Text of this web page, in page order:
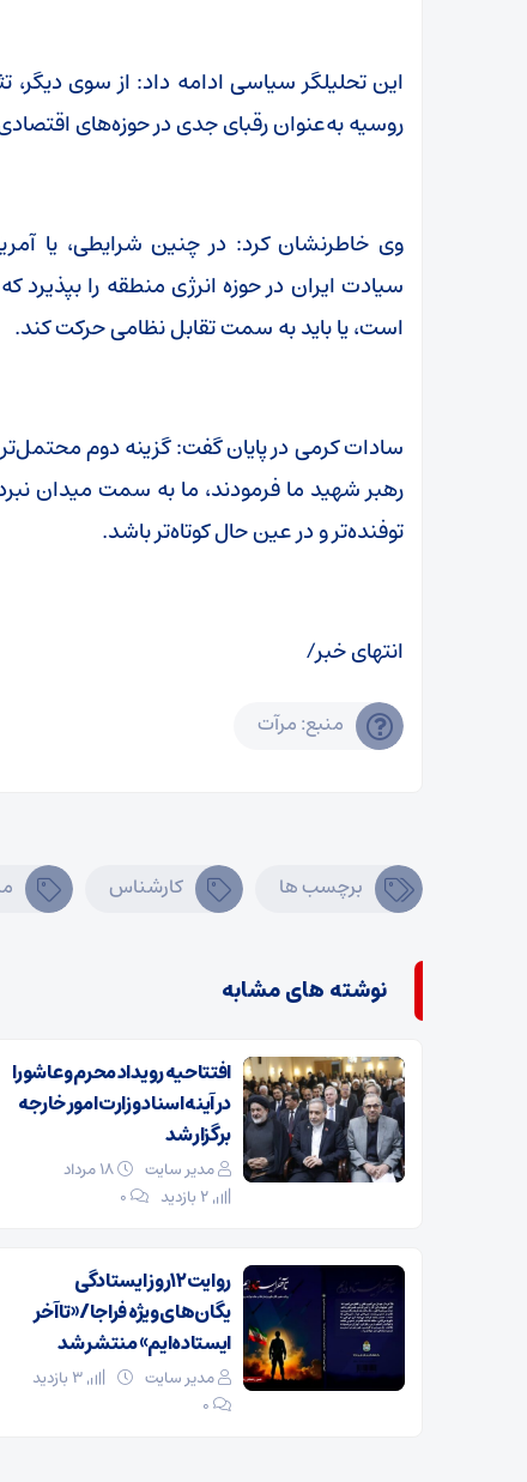
این تحلیلگر سیاسی ادامه داد: از سوی
روسیه به‌عنوان رقبای جدی در حوزه‌های
وی خاطرنشان کرد: در چنین شرایطی، یا
سیادت ایران در حوزه انرژی منطقه را
است، یا باید به سمت تقابل نظامی حرکت کند.
سادات کرمی در پایان گفت: گزینه دوم
رهبر شهید ما فرمودند، ما به سمت میدان
توفنده‌تر و در عین حال کوتاه‌تر باشد.
انتهای خبر/
منبع: مرآت
برچسب ها کارشناس
نوشته های مشابه
افتتاحیه رویداد محرم و عاشورا
در آینه اسناد وزارت امور خارجه
برگزار شد
مدیر سایت
۰
روایت۱۲روز ایستادگی
یگان‌های ویژه فراجا/ «تا آخر
ایستاده‌ایم» منتشر شد
مدیر سایت
۰